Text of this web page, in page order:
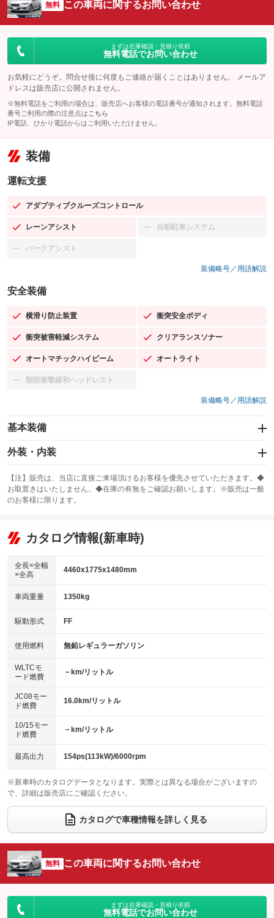
無料 この車両に関するお問い合わせ
まずは在庫確認・見積り依頼
無料電話でお問い合わせ
お気軽にどうぞ。問合せ後に何度もご連絡が届くことはありません。 メールア
ドレスは販売店に公開されません。
※無料電話をご利用の場合は、販売店へお客様の電話番号が通知されます。無料電話
番号ご利用の際の注意点は こちら
IP電話、ひかり電話からはご利用いただけません。
装備
運転支援
アダプティブクルーズコントロール
：装備あり
レーンアシスト
：装備あり 自動駐車システム
：装備なし
パークアシスト
：装備なし
装備略号／用語解説
安全装備
横滑り防止装置
：装備あり 衝突安全ボディ
：装備あり
衝突被害軽減システム
：装備あり クリアランスソナー
：装備あり
オートマチックハイビーム
：装備あり オートライト
：装備あり
頸部衝撃緩和ヘッドレスト
：装備なし
装備略号／用語解説
基本装備
エアバッグ：運転席/助手席/サイド
：装備あり
：装備なし
サンルーフ
：装備なし ABS
リフトアップ
：装備なし
：装備なし
パワーウィンドウ
アイドリングストップ
：装備あり
USB入力端子
：装備あり
100V電源
：装備なし
センターデフロック
：装備なし
電動格納ミラー
：装備あり
外装・内装
カーナビ：SDナビ
：装備あり
TV：フルセグ
：装備あり
ビジュアル：-／DVD再生
：装備あり
：装備あり
革シート
キーレス
HID(キセノンライト)
：装備なし
バックカメラ
：装備あり
エアロ
：装備なし
：装備なし
パワーシート
ベンチシート
：装備なし
チップアップシート
：装備なし
：装備なし ：装備なし
ウォークスルー
：装備なし
電動リアゲート フロントカメラ
：装備なし
：装備なし ：装備なし
サイドカメラ
：装備なし ルーフレール
：装備なし
：装備なし
：装備あり
【注】販売は、当店に直接ご来場頂けるお客様を優先させていただきます。◆
お取置きはいたしません。◆在庫の有無をご確認お願いします。※販売は一般
のお客様に限ります。
カタログ情報(新車時)
全長×全幅
×全高
4460x1775x1480mm
車両重量 1350kg
駆動形式 FF
使用燃料 無鉛レギュラーガソリン
WLTCモ
ード燃費
－km/リットル
JC08モー
ド燃費
16.0km/リットル
10/15モー
ド燃費
－km/リットル
最高出力 154ps(113kW)/6000rpm
※新車時のカタログデータとなります。実際とは異なる場合がございますの
で、詳細は販売店にご確認ください。
カタログで車種情報を詳しく見る
無料 この車両に関するお問い合わせ
まずは在庫確認・見積り依頼
無料電話でお問い合わせ